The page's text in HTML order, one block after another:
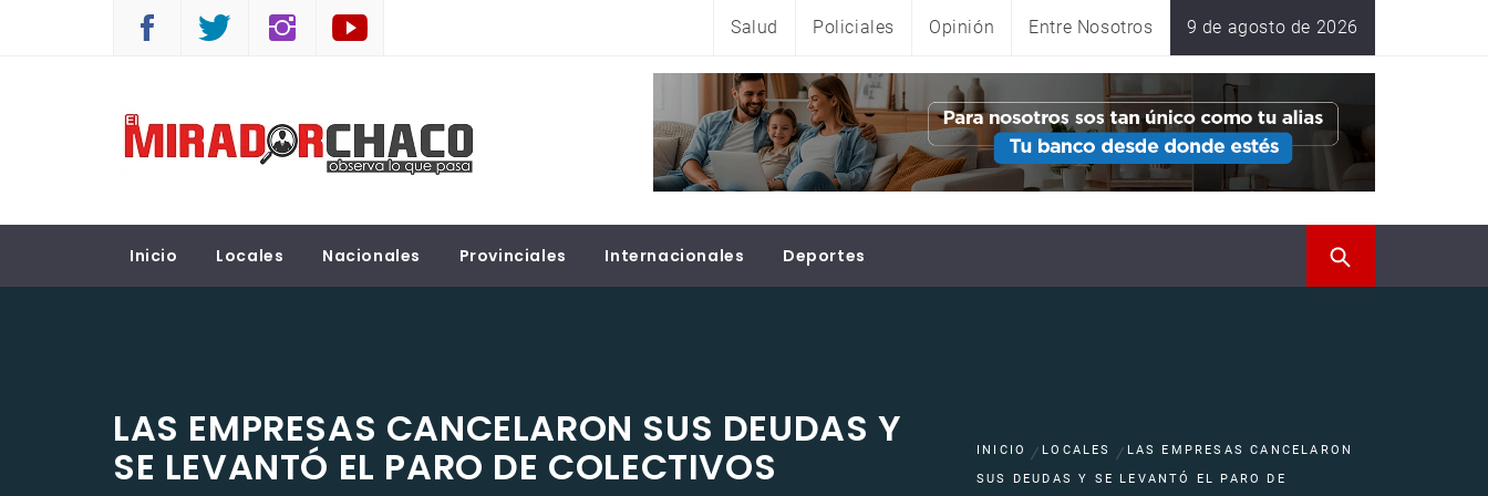
Salud Policiales Opinión Entre Nosotros 9 de agosto de 2026
EL MIRADOR CHACO
Inicio Locales Nacionales Provinciales Internacionales Deportes
LAS EMPRESAS CANCELARON SUS DEUDAS Y
SE LEVANTÓ EL PARO DE COLECTIVOS INICIO LOCALES
LAS EMPRESAS CANCELARON
SUS DEUDAS Y SE LEVANTÓ EL PARO DE